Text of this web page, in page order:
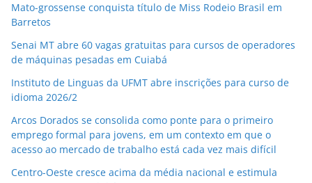
Mato-grossense conquista título de Miss Rodeio Brasil em
Barretos
Senai MT abre 60 vagas gratuitas para cursos de operadores
de máquinas pesadas em Cuiabá
Instituto de Linguas da UFMT abre inscrições para curso de
idioma 2026/2
Arcos Dorados se consolida como ponte para o primeiro
emprego formal para jovens, em um contexto em que o
acesso ao mercado de trabalho está cada vez mais difícil
Centro-Oeste cresce acima da média nacional e estimula